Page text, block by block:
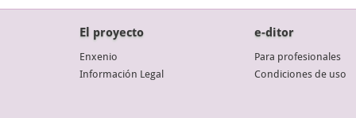
El proyecto
Enxenio
Información Legal
e-ditor
Para profesionales
Condiciones de uso